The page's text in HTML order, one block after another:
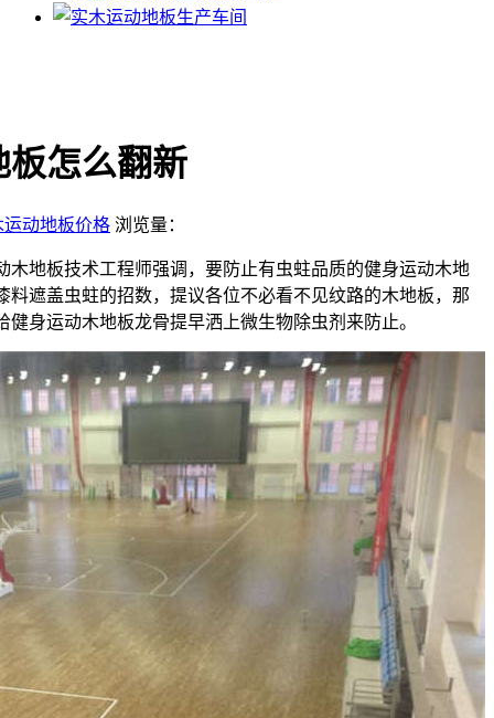
怎么翻新
运动地板价格 浏览量：
地板技术工程师强调，要防止有虫蛀品质的健身运动木地
遮盖虫蛀的招数，提议各位不必看不见纹路的木地板，那
身运动木地板龙骨提早洒上微生物除虫剂来防止。